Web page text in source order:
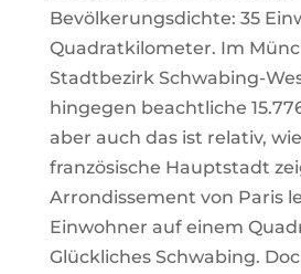
Bevölkerungsdichte: 35
Quadratkilometer. Im
Stadtbezirk Schwabing-
hingegen beachtliche
aber auch das ist relativ,
französische Hauptstadt
Arrondissement von Paris
Einwohner auf einem
Glückliches Schwabing.